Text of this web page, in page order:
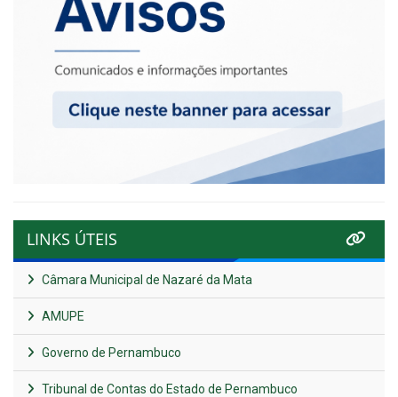
LINKS ÚTEIS
Câmara Municipal de Nazaré da Mata
AMUPE
Governo de Pernambuco
Tribunal de Contas do Estado de Pernambuco